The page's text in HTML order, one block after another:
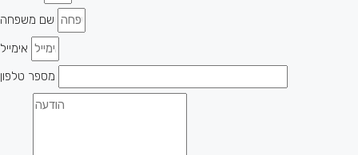
שם משפחה
אימייל
מספר טלפון